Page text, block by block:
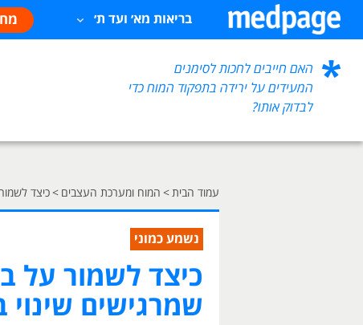
בריאות מא׳ ועד ת׳
האם חייבים לחכות לסימנים
המעידים על ירידה בתפקוד המוח כדי
לבדוק אותו?
עמוד הבית > המוח ומערכת העצבים > כיצד
נשמע כמוני
כיצד לשמור על
שמרגישים שינוי